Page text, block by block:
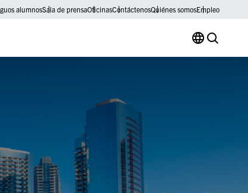
alumnosSala de prensaOficinasContáctenosQuiénes somosEmpleo